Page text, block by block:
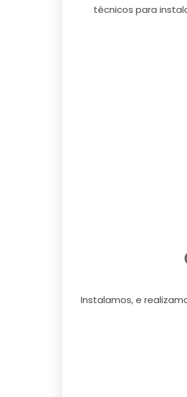
técnicos para
Instalamos, e